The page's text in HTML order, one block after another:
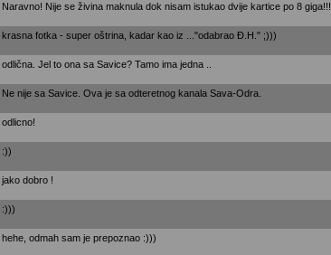
Naravno! Nije se živina maknula dok nisam istukao dvije kartice po 8 giga!!!
krasna fotka - super oštrina, kadar kao iz ..."odabrao Đ.H." ;)))
odlična. Jel to ona sa Savice? Tamo ima jedna ..
Ne nije sa Savice. Ova je sa odteretnog kanala Sava-Odra.
odlicno!
:))
jako dobro !
:)))
hehe, odmah sam je prepoznao :)))